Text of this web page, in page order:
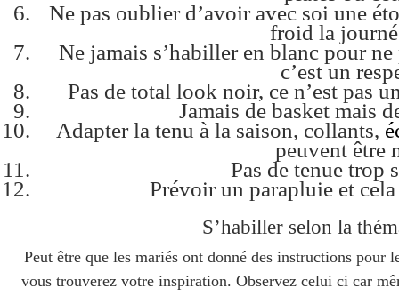
Ne pas oublier d’avoir avec soi une
froid la
Ne jamais s’habiller en blanc pour
c’est un
Pas de total look noir, ce n’est pas
Jamais de basket mais
Adapter la tenu à la saison, collants,
peuvent être
Pas de tenue trop
Prévoir un parapluie et
S’habiller selon la
Peut être que les mariés ont donné des instructions pour
vous trouverez votre inspiration. Observez celui ci car